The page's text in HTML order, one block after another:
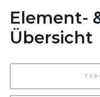
Element-
Übersicht